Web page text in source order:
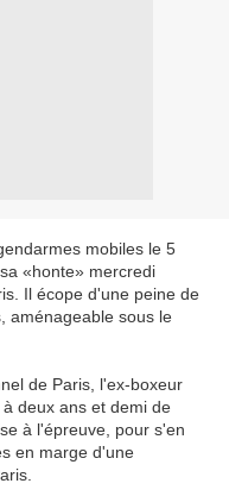
mobiles le 5
«honte» mercredi
Il écope d'une peine de
aménageable sous le
de Paris, l'ex-boxeur
deux ans et demi de
à l'épreuve, pour s'en
en marge d'une